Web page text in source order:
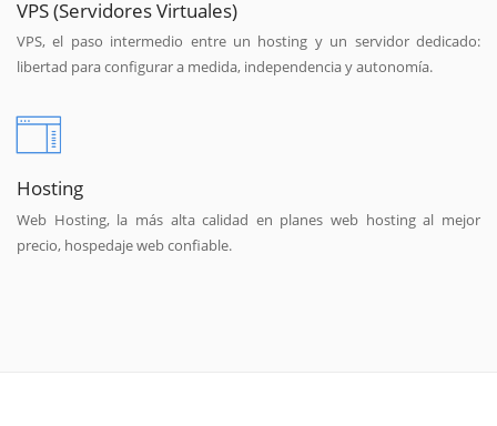
VPS (Servidores Virtuales)
VPS, el paso intermedio entre un hosting y un servidor dedicado:
libertad para configurar a medida, independencia y autonomía.
Hosting
Web Hosting, la más alta calidad en planes web hosting al mejor
precio, hospedaje web confiable.